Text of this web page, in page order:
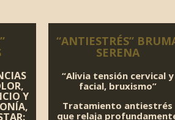
Y
“ANTIESTRÉS”
SERENA
“Alivia tensión cervical y
facial, bruxismo”
Tratamiento antiestrés
que relaja